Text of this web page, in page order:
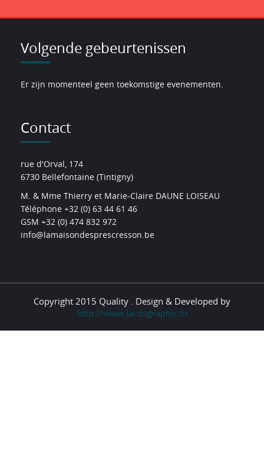
Volgende gebeurtenissen
Er zijn momenteel geen toekomstige evenementen.
Contact
rue d'Orval, 174
6730 Bellefontaine (Tintigny)
M. & Mme Thierry et Marie-Claire DAUNE LOISEAU
Téléphone +32 (0) 63 44 61 46
GSM +32 (0) 474 832 972
info@lamaisondesprescresson.be
Copyright 2015 Quality . Design & Developed by
http://www.lardographic.lu